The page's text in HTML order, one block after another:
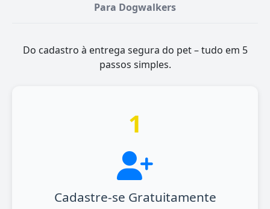
Para Dogwalkers
Do cadastro à entrega segura do pet – tudo em 5
passos simples.
1
Cadastre-se Gratuitamente